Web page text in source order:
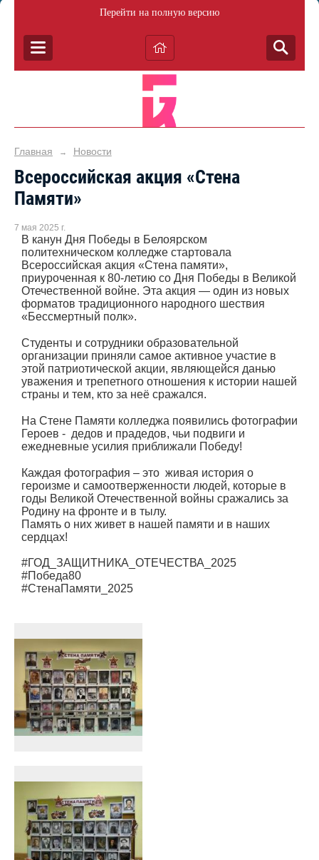
Перейти на полную версию
Главная → Новости
Всероссийская акция «Стена
Памяти»
7 мая 2025 г.
В канун Дня Победы в Белоярском
политехническом колледже стартовала
Всероссийская акция «Стена памяти»,
приуроченная к 80-летию со Дня Победы в Великой
Отечественной войне. Эта акция — один из новых
форматов традиционного народного шествия
«Бессмертный полк».
Студенты и сотрудники образовательной
организации приняли самое активное участие в
этой патриотической акции, являющейся данью
уважения и трепетного отношения к истории нашей
страны и тем, кто за неё сражался.
На Стене Памяти колледжа появились фотографии
Героев - дедов и прадедов, чьи подвиги и
ежедневные усилия приближали Победу!
Каждая фотография – это живая история о
героизме и самоотверженности людей, которые в
годы Великой Отечественной войны сражались за
Родину на фронте и в тылу.
Память о них живет в нашей памяти и в наших
сердцах!
#ГОД_ЗАЩИТНИКА_ОТЕЧЕСТВА_2025
#Победа80
#СтенаПамяти_2025